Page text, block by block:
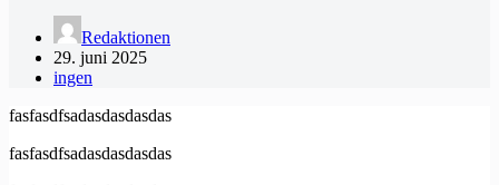
Redaktionen
29. juni 2025
ingen
fasfasdfsadasdasdasdas
fasfasdfsadasdasdasdas